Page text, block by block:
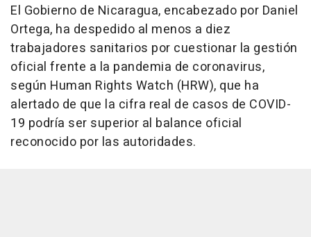
El Gobierno de Nicaragua, encabezado por Daniel
Ortega, ha despedido al menos a diez
trabajadores sanitarios por cuestionar la gestión
oficial frente a la pandemia de coronavirus,
según Human Rights Watch (HRW), que ha
alertado de que la cifra real de casos de COVID-
19 podría ser superior al balance oficial
reconocido por las autoridades.